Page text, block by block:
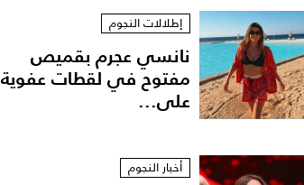
إطلالات النجوم
نانسي عجرم بقميص
مفتوح في لقطات عفوية
على...
أخبار النجوم